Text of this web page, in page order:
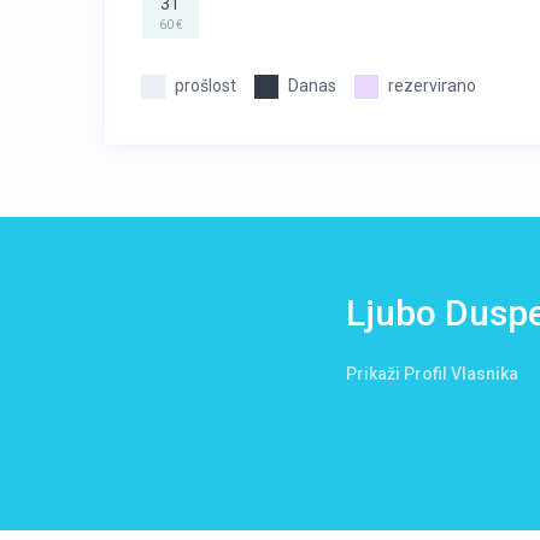
60 €
prošlost Danas rezervirano
Ljubo
Prikaži Profil Vlasnika